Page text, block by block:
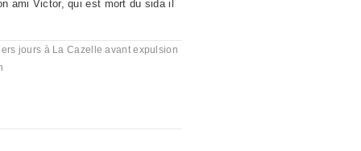
ami Victor, qui est mort du sida il
jours à La Cazelle avant expulsion